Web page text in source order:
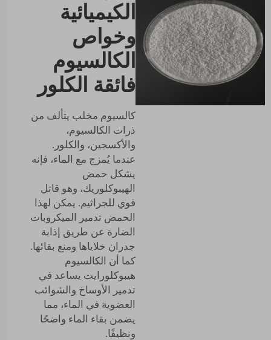
الكيميائية
وخواص
الكالسيوم
فائقة الكلور
كالسيوم مخلب يتألف من
ذرات الكالسيوم،
والأكسجين، والكلور.
عندما يُمزج مع الماء، فإنه
يشكل حمض
الهيبوكلوريك، وهو قاتل
قوي للجراثيم. يمكن لهذا
الحمض تدمير الميكروبات
الضارة عن طريق إذابة
جدران خلاياها ومنع بقائها.
كما أن الكالسيوم
هيبوكلورايت يساعد في
تدمير الأوساخ والشوائب
العضوية في الماء، مما
يضمن بقاء الماء واضحًا
ونظيفًا.